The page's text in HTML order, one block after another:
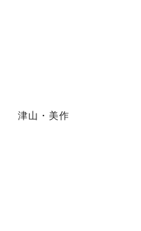
津山・美作